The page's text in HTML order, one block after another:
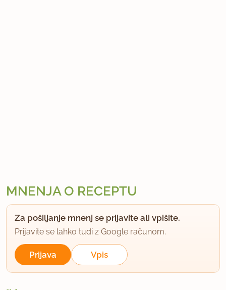
MNENJA O RECEPTU
Za pošiljanje mnenj se prijavite ali vpišite.
Prijavite se lahko tudi z Google računom.
Prijava Vpis